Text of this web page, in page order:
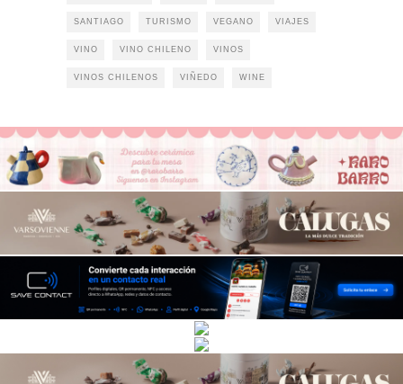
SANTIAGO TURISMO VEGANO VIAJES
VINO VINO CHILENO VINOS
VINOS CHILENOS VIÑEDO WINE